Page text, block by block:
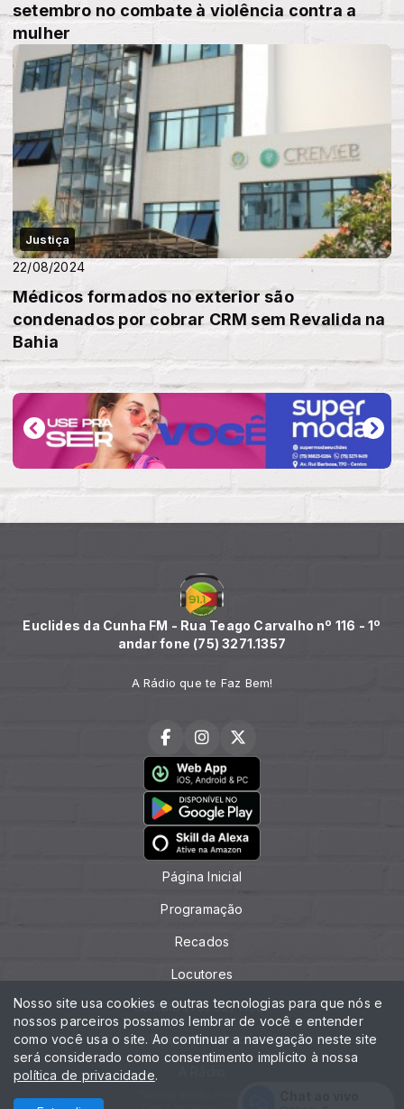
setembro no combate à violência contra a
mulher
Justiça
22/08/2024
Médicos formados no exterior são
condenados por cobrar CRM sem Revalida na
Bahia
Euclides da Cunha FM - Rua Teago Carvalho nº 116 - 1º
andar fone (75) 3271.1357
A Rádio que te Faz Bem!
Página Inicial
Programação
Recados
Locutores
Contato (75) 3271.1357
Peça sua música
Nosso site usa cookies e outras tecnologias para que nós e
nossos parceiros possamos lembrar de você e entender
como você usa o site. Ao continuar a navegação neste site
será considerado como consentimento implícito à nossa
política de privacidade.